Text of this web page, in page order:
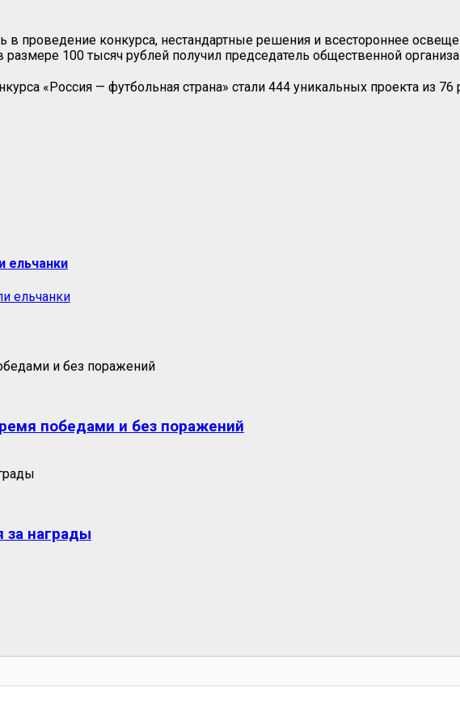
в проведение конкурса, нестандартные решения и всестороннее
100 тысяч рублей получил председатель общественной
«Россия — футбольная страна» стали 444 уникальных проекта из
ельчанки
победами и без поражений
за награды